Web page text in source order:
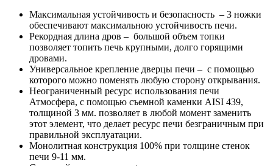
Максимальная устойчивость и безопасность – 3 ножки
обеспечивают максимальною устойчивость печи.
Рекордная длина дров – большой объем топки
позволяет топить печь крупными, долго горящими
дровами.
Универсальное крепление дверцы печи – с помощью
которого можно поменять любую сторону открывания.
Неограниченный ресурс использования печи
Атмосфера, с помощью съемной каменки AISI 439,
толщиной 3 мм. позволяет в любой момент заменить
этот элемент, что делает ресурс печи безграничным при
правильной эксплуатации.
Монолитная конструкция 100% при толщине стенок
печи 9-11 мм.